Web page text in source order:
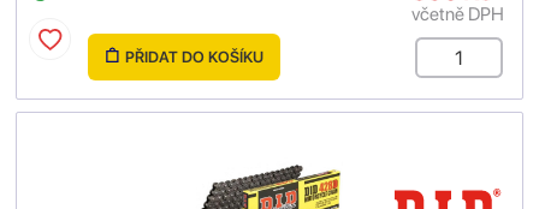
včetně DPH
PŘIDAT DO KOŠÍKU